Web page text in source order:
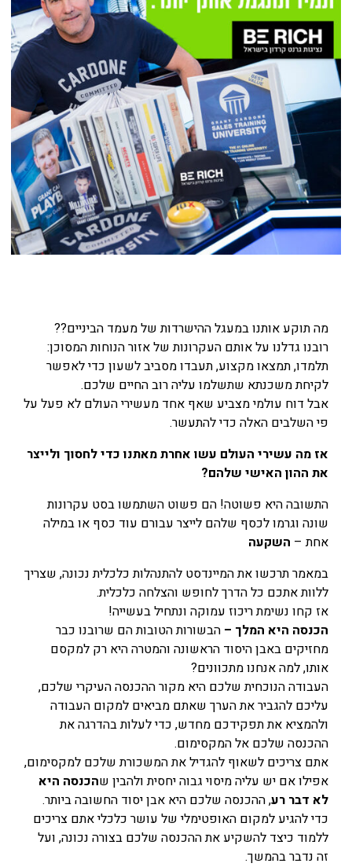
מה תוקע אותנו במעגל ההישרדות של מעמד הביניים??
רובנו גדלנו על אותם העקרונות של אזור הנוחות המסוכן:
תלמדו, תמצאו מקצוע, תעבדו מסביב לשעון כדי לאפשר
לקיחת משכנתא שתשלמו עליה רוב החיים שלכם.
אבל דוח עולמי מצביע שאף אחד מעשירי העולם לא פעל על
פי השלבים האלה כדי להתעשר.
אז מה עשירי העולם עשו אחרת מאתנו כדי לחסוך ולייצר
את ההון האישי שלהם?
התשובה היא פשוטה! הם פשוט השתמשו בסט עקרונות
שונה וגרמו לכסף שלהם לייצר עבורם עוד כסף או במילה
אחת – השקעה
במאמר תרכשו את המיינדסט להתנהלות כלכלית נכונה, שצריך
ללוות אתכם כל הדרך לחופש והצלחה כלכלית.
אז קחו נשימת ריכוז עמוקה ונתחיל בעשייה!
הכנסה היא המלך – הבשורות הטובות הם שרובנו כבר
מחזיקים באבן היסוד הראשונה והמטרה היא רק למקסם
אותו, למה אנחנו מתכוונים?
העבודה הנוכחית שלכם היא מקור ההכנסה העיקרי שלכם,
עליכם להגביר את הערך שאתם מביאים למקום העבודה
ולהמציא את תפקידכם מחדש, כדי לעלות בהדרגה את
ההכנסה שלכם אל המקסימום.
אתם צריכים לשאוף להגדיל את המשכורת שלכם למקסימום,
אפילו אם יש עליה מיסוי גבוה יחסית ולהבין שהכנסה היא
לא דבר רע, ההכנסה שלכם היא אבן יסוד החשובה ביותר.
כדי להגיע למקום האופטימלי של עושר כלכלי אתם צריכים
ללמוד כיצד להשקיע את ההכנסה שלכם בצורה נכונה, ועל
זה נדבר בהמשך.